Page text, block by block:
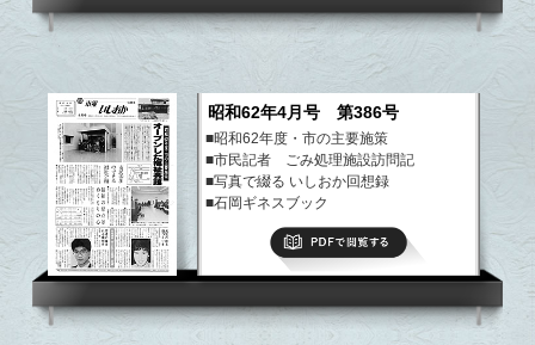
昭和62年4月号 第386号
■昭和62年度・市の主要施策
■市民記者 ごみ処理施設訪問記
■写真で綴る いしおか回想録
■石岡ギネスブック
■昭和62年度予算 都市施設と福祉の充実
■まちのできごと
PDFで閲覧する